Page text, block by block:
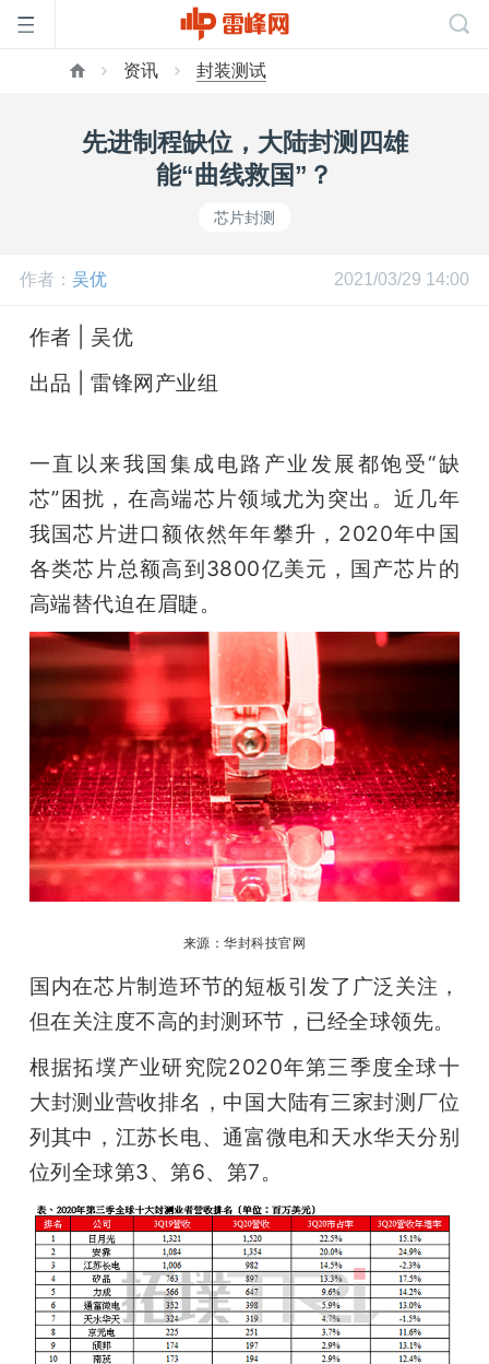
开
课
动
中
心
GAIR
题
爱
搞
机
资讯 封装测试
先进制程缺位，大陆封测四雄
能“曲线救国”？
芯片封测
作者： 吴优 2021/03/29 14:00
作者 | 吴优
出品 | 雷锋网产业组
一直以来我国集成电路产业发展都饱受“缺
芯”困扰，在高端芯片领域尤为突出。近几年
我国芯片进口额依然年年攀升，2020年中国
各类芯片总额高到3800亿美元，国产芯片的
高端替代迫在眉睫。
来源：华封科技官网
国内在芯片制造环节的短板引发了广泛关注，
但在关注度不高的封测环节，已经全球领先。
根据拓墣产业研究院2020年第三季度全球十
大封测业营收排名，中国大陆有三家封测厂位
列其中，江苏长电、通富微电和天水华天分别
位列全球第3、第6、第7。